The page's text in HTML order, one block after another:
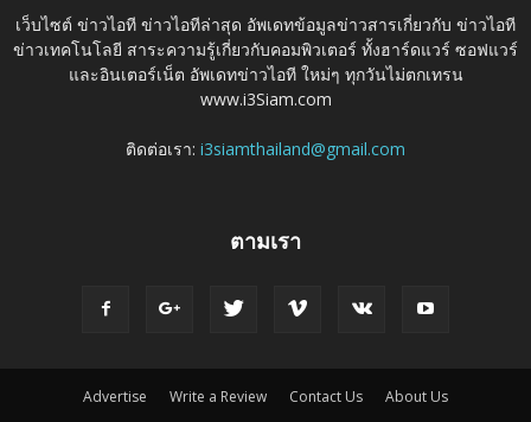
เว็บไซต์ ข่าวไอที ข่าวไอทีล่าสุด อัพเดทข้อมูลข่าวสารเกี่ยวกับ ข่าวไอที
ข่าวเทคโนโลยี สาระความรู้เกี่ยวกับคอมพิวเตอร์ ทั้งฮาร์ดแวร์ ซอฟแวร์
และอินเตอร์เน็ต อัพเดทข่าวไอที ใหม่ๆ ทุกวันไม่ตกเทรน
www.i3Siam.com
ติดต่อเรา: i3siamthailand@gmail.com
ตามเรา
Advertise Write a Review Contact Us About Us